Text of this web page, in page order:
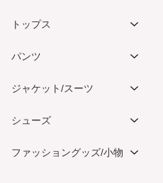
トップス
パンツ
ジャケット/スーツ
シューズ
ファッショングッズ/小物